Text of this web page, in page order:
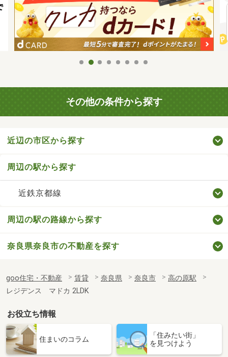
その他の条件から探す
近辺の市区から探す
周辺の駅から探す
近鉄京都線
周辺の駅の路線から探す
奈良県奈良市の不動産を探す
goo住宅・不動産 賃貸 奈良県 奈良市
高の原駅
レジデンス マドカ 2LDK
お役立ち情報
住まいのコラム
「住みたい街」
を見つけよう